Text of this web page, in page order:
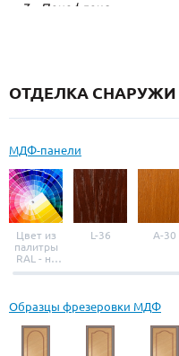
Пенофлекс
Резиновый уплотнитель
ОТДЕЛКА СНАРУЖИ
МДФ-панели
Цвет из
палитры
RAL - на
выбор
L-36 A-30
Образцы фрезеровки МДФ